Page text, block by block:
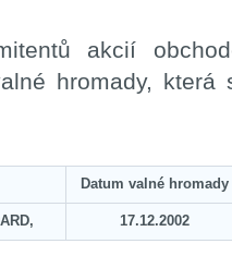
akcií
hromady,
Datum valné hromady
17.12.2002